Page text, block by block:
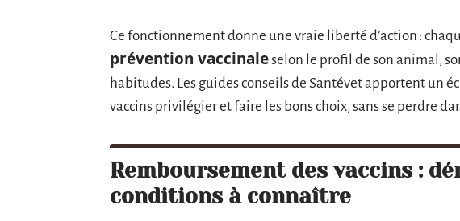
Ce fonctionnement donne une vraie liberté d’action :
prévention vaccinaleselon le profil de son animal,
habitudes. Les guides conseils de Santévet apportent un
vaccins privilégier et faire les bons choix, sans se perdre
Remboursement des vaccins :
conditions à connaître